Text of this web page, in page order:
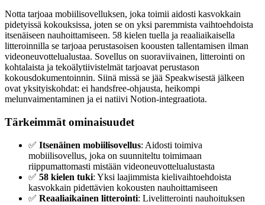
Notta tarjoaa mobiilisovelluksen, joka toimii aidosti kasvokkain
pidetyissä kokouksissa, joten se on yksi paremmista vaihtoehdoista
itsenäiseen nauhoittamiseen. 58 kielen tuella ja reaaliaikaisella
litteroinnilla se tarjoaa perustasoisen koousten tallentamisen ilman
videoneuvottelualustaa. Sovellus on suoraviivainen, litterointi on
kohtalaista ja tekoälytiivistelmät tarjoavat perustason
kokousdokumentoinnin. Siinä missä se jää Speakwisestä jälkeen
ovat yksityiskohdat: ei handsfree-ohjausta, heikompi
melunvaimentaminen ja ei natiivi Notion-integraatiota.
Tärkeimmät ominaisuudet
✅ Itsenäinen mobiilisovellus: Aidosti toimiva
mobiilisovellus, joka on suunniteltu toimimaan
riippumattomasti mistään videoneuvottelualustasta
✅ 58 kielen tuki: Yksi laajimmista kielivaihtoehdoista
kasvokkain pidettävien kokousten nauhoittamiseen
✅ Reaaliaikainen litterointi: Livelitterointi nauhoituksen